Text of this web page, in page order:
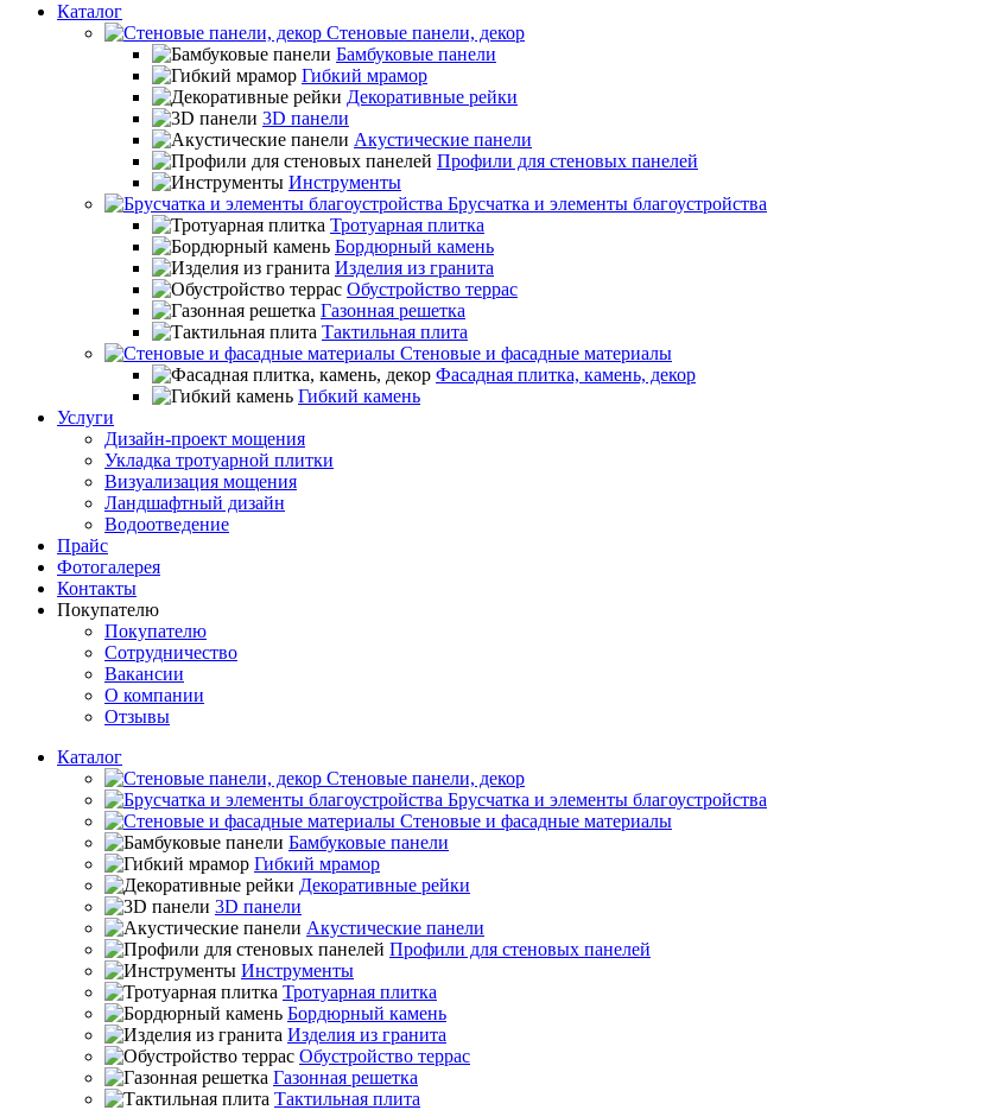
Каталог
Стеновые панели, декор
Бамбуковые панели
Гибкий мрамор
Декоративные рейки
3D панели
Акустические панели
Профили для стеновых панелей
Инструменты
Брусчатка и элементы благоустройства
Тротуарная плитка
Бордюрный камень
Изделия из гранита
Обустройство террас
Газонная решетка
Тактильная плита
Стеновые и фасадные материалы
Фасадная плитка, камень, декор
Гибкий камень
Услуги
Дизайн-проект мощения
Укладка тротуарной плитки
Визуализация мощения
Ландшафтный дизайн
Водоотведение
Прайс
Фотогалерея
Контакты
Покупателю
Покупателю
Сотрудничество
Вакансии
О компании
Отзывы
Каталог
Стеновые панели, декор
Брусчатка и элементы благоустройства
Стеновые и фасадные материалы
Бамбуковые панели
Гибкий мрамор
Декоративные рейки
3D панели
Акустические панели
Профили для стеновых панелей
Инструменты
Тротуарная плитка
Бордюрный камень
Изделия из гранита
Обустройство террас
Газонная решетка
Тактильная плита